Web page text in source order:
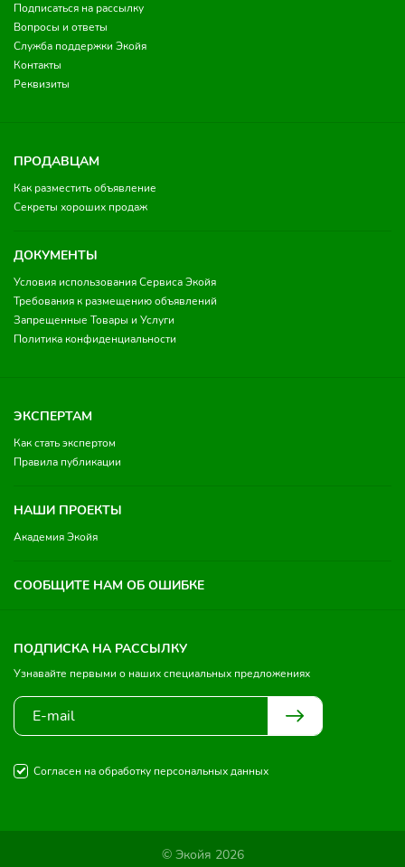
Подписаться на рассылку
Вопросы и ответы
Служба поддержки Экойя
Контакты
Реквизиты
ПРОДАВЦАМ
Как разместить объявление
Секреты хороших продаж
ДОКУМЕНТЫ
Условия использования Сервиса Экойя
Требования к размещению объявлений
Запрещенные Товары и Услуги
Политика конфиденциальности
ЭКСПЕРТАМ
Как стать экспертом
Правила публикации
НАШИ ПРОЕКТЫ
Академия Экойя
СООБЩИТЕ НАМ ОБ ОШИБКЕ
ПОДПИСКА НА РАССЫЛКУ
Узнавайте первыми о наших специальных предложениях
Согласен на обработку персональных данных
© Экойя 2026